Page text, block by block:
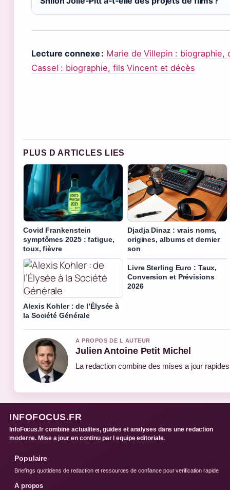
Lecture connexe : Marie de Villepin :
Cassel : biographie, fils Vincent et décès
PLUS D ARTICLES LIES
Covid Frankenstein
symptômes 2025 : fatigue,
toux, fièvre
Djadja Dinaz : vrais noms,
origines, albums et dernier
son
Alexis Kohler : de l’Élysée à
la Société Générale
Livre Sterling Euro : Taux,
Conversion et Prévisions
2026
A PROPOS DE L AUTEUR
Julien Antoine Petit Michel
La redaction combine des mises a jour
INFOFOCUS.FR
InfoFocus.fr combine actualites, guides et analyses dans une redaction
moderne. Mise a jour en continu par l equipe editoriale.
Populaire
Briefings quotidiens de redaction et ressources de confiance pour verification rapide.
A propos